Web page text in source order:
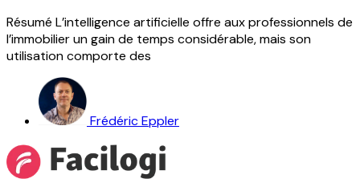
Résumé L’intelligence artificielle offre aux professionnels de
l’immobilier un gain de temps considérable, mais son
utilisation comporte des
Frédéric Eppler